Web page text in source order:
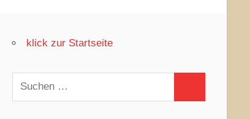
klick zur Startseite
Suchen
nach: